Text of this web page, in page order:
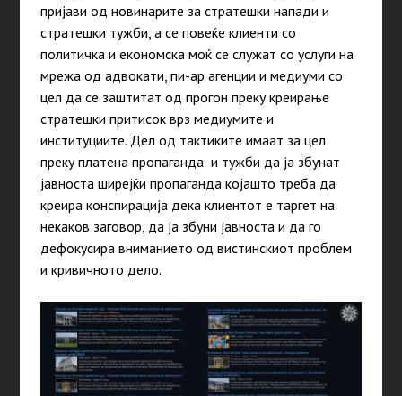
пријави од новинарите за стратешки напади и
стратешки тужби, а се повеќе клиенти со
политичка и економска моќ се служат со услуги на
мрежа од адвокати, пи-ар агенции и медиуми со
цел да се заштитат од прогон преку креирање
стратешки притисок врз медиумите и
институциите. Дел од тактиките имаат за цел
преку платена пропаганда и тужби да ја збунат
јавноста ширејќи пропаганда којашто треба да
креира конспирација дека клиентот е таргет на
некаков заговор, да ја збуни јавноста и да го
дефокусира вниманието од вистинскиот проблем
и кривичното дело.